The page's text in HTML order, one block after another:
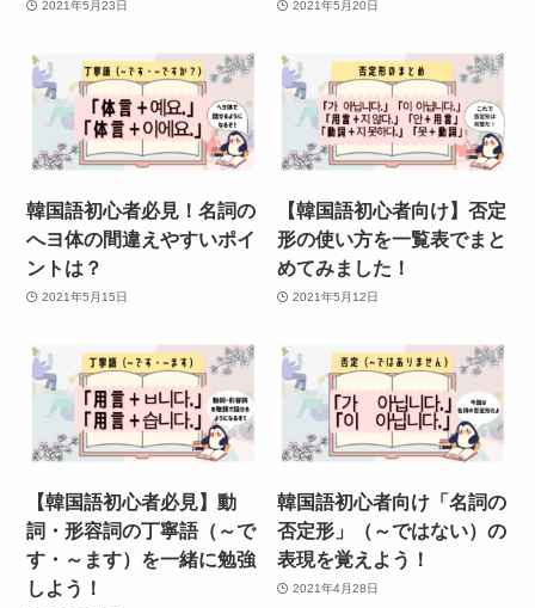
2021年5月23日 2021年5月20日
韓国語初心者必見！名詞の
へヨ体の間違えやすいポイ
ントは？
2021年5月15日
【韓国語初心者向け】否定
形の使い方を一覧表でまと
めてみました！
2021年5月12日
【韓国語初心者必見】動
詞・形容詞の丁寧語（～で
す・～ます）を一緒に勉強
しよう！
韓国語初心者向け「名詞の
否定形」（～ではない）の
表現を覚えよう！
2021年4月28日